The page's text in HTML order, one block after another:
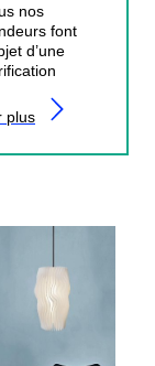
nos
font
d’une
plus